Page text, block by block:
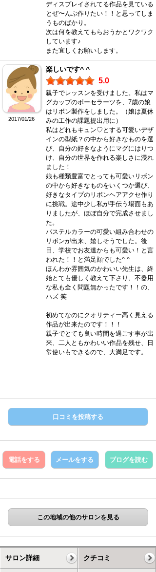
ディスプレイされてる作品を見ている
とぜ〜んぶ作りたい！！と思ってしま
うものばかり。
次は何を教えてもらおうかとワクワク
しています♪
また宜しくお願いします。
2017/01/26
楽しいです^ ^
5.0
親子でレッスンを受けました。私はマ
グカップのポーセラーツを、7歳の娘
はリボン製作をしました。（娘は夏休
みの工作の課題提出用に）
私はどれもキュン♡とする可愛いデザ
インの型紙？の中から好きなものを選
び、自分の好きなようにマグにはりつ
け、自分の世界を作れる楽しさに浸れ
ました！
娘も種類豊富でとっても可愛いリボン
の中から好きなものをいくつか選び、
好きなタイプのリボンヘアアクセ作り
に挑戦。途中少し私が手伝う場面もあ
りましたが、ほぼ自分で完成させまし
た。
パステルカラーの可愛い組み合わせの
リボンが出来、嬉しそうでした。後
日、学校でお友達からも可愛い！と言
われた！！と満足顔でした^ ^
ほんわか雰囲気のかわいい先生は、終
始とても優しく教えて下さり、不器用
な私も全く問題無かったです！！の、
ハズ 笑
初めてなのにクオリティー高く見える
作品が出来たのです！！！
親子でとても良い時間を過ごす事が出
来、二人ともかわいい作品を残せ、日
常使いもできるので、大満足です。
口コミを投稿する
電話をする メールをする ブログを読む
この地域の他のサロンを見る
サロン詳細 クチコミ